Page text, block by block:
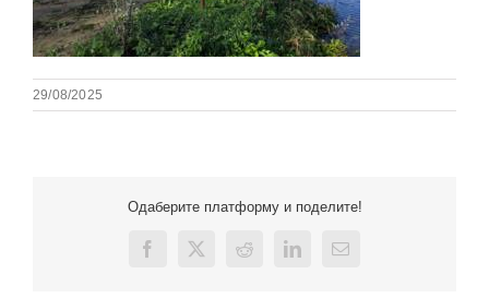
29/08/2025
Одаберите платформу и поделите!
Facebook
X Reddit LinkedInEmail